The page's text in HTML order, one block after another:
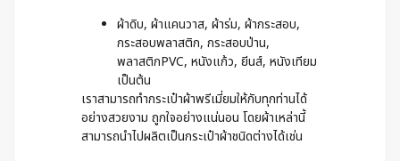
ผ้าดิบ, ผ้าแคนวาส, ผ้าร่ม, ผ้ากระสอบ,
กระสอบพลาสติก, กระสอบป่าน,
พลาสติกPVC, หนังแก้ว, ยีนส์, หนังเทียม
เป็นต้น
เราสามารถทำกระเป๋าผ้าพรีเมี่ยมให้กับทุกท่านได้
อย่างสวยงาม ถูกใจอย่างแน่นอน โดยผ้าเหล่านี้
สามารถนำไปผลิตเป็นกระเป๋าผ้าชนิดต่างได้เช่น